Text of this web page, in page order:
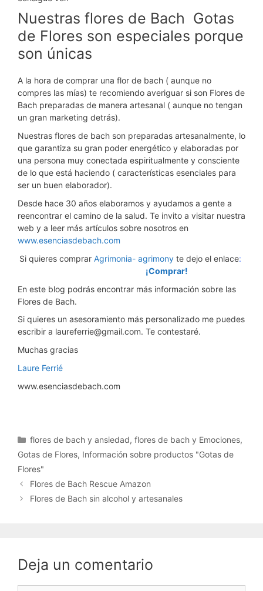
Nuestras flores de Bach Gotas
de Flores son especiales porque
son únicas
A la hora de comprar una flor de bach ( aunque no
compres las mías) te recomiendo averiguar si son Flores de
Bach preparadas de manera artesanal ( aunque no tengan
un gran marketing detrás).
Nuestras flores de bach son preparadas artesanalmente, lo
que garantiza su gran poder energético y elaboradas por
una persona muy conectada espiritualmente y consciente
de lo que está haciendo ( características esenciales para
ser un buen elaborador).
Desde hace 30 años elaboramos y ayudamos a gente a
reencontrar el camino de la salud. Te invito a visitar nuestra
web y a leer más artículos sobre nosotros en
www.esenciasdebach.com
Si quieres comprar Agrimonia- agrimony te dejo el enlace:
¡Comprar!
En este blog podrás encontrar más información sobre las
Flores de Bach.
Si quieres un asesoramiento más personalizado me puedes
escribir a laureferrie@gmail.com. Te contestaré.
Muchas gracias
Laure Ferrié
www.esenciasdebach.com
flores de bach y ansiedad,flores de bach y Emociones,
Gotas de Flores, Información sobre productos "Gotas de
Flores"
Flores de Bach Rescue Amazon
Flores de Bach sin alcohol y artesanales
Deja un comentario